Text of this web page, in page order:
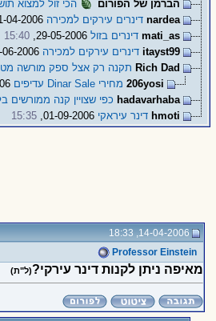
הברמן של הפורום
הכי זול למצוא
nardea דינרים עירקים למכירה
mati_as דינרים בזול29-05-2006,
15:40
itayst99 דינרים עירקים למכירה
Rich Dad תקנה רק אצל ספק מורשה
206yosi מחירי Dinar Sale עדיפים
hadavarhaba כפי שצויין קנה ממורשים
hmoti דינר עיראקי 15:35
14-04-2006, 18:33
Professor Einstein
מאיפה ניתן לקנות דינר עירקי?(ל"ת)